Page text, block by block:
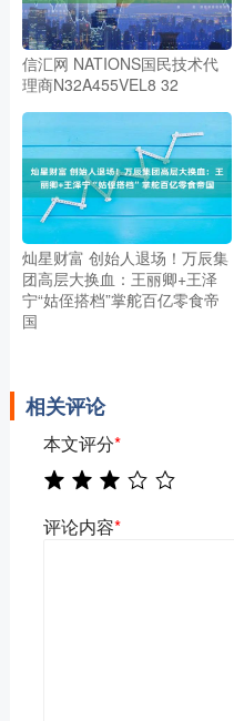
信汇网 NATIONS国民技术代
理商N32A455VEL8 32
灿星财富 创始人退场！万辰集
团高层大换血：王丽卿+王泽
宁“姑侄搭档”掌舵百亿零食帝
国
相关评论
本文评分*
评论内容*